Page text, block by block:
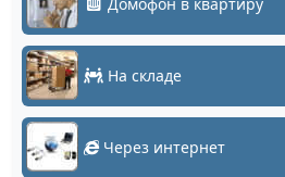
На складе
Через интернет